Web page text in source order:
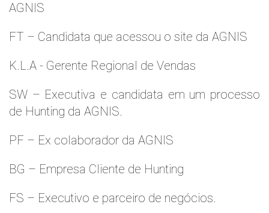
AGNIS
FT – Candidata que acessou o site da AGNIS
K.L.A - Gerente Regional de Vendas
SW – Executiva e candidata em um processo
de Hunting da AGNIS.
PF – Ex colaborador da AGNIS
BG – Empresa Cliente de Hunting
FS – Executivo e parceiro de negócios.